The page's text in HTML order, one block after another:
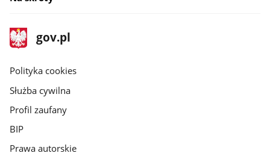
stopka
gov.pl
Strona
gov.pl
gov.pl
Polityka cookies
Służba cywilna
Profil zaufany
BIP
Prawa autorskie